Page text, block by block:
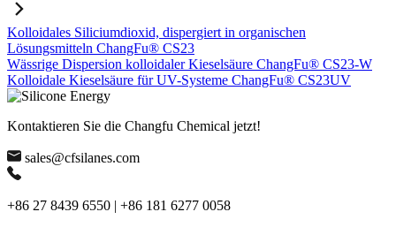
Kolloidales Siliciumdioxid, dispergiert in organischen
Lösungsmitteln ChangFu® CS23
Wässrige Dispersion kolloidaler Kieselsäure ChangFu® CS23-W
Kolloidale Kieselsäure für UV-Systeme ChangFu® CS23UV
Kontaktieren Sie die Changfu Chemical jetzt!
sales@cfsilanes.com
+86 27 8439 6550 | +86 181 6277 0058